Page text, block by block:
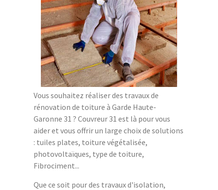
Vous souhaitez réaliser des travaux de
rénovation de toiture à Garde Haute-
Garonne 31 ? Couvreur 31 est là pour vous
aider et vous offrir un large choix de solutions
: tuiles plates, toiture végétalisée,
photovoltaïques, type de toiture,
Fibrociment...
Que ce soit pour des travaux d'isolation,